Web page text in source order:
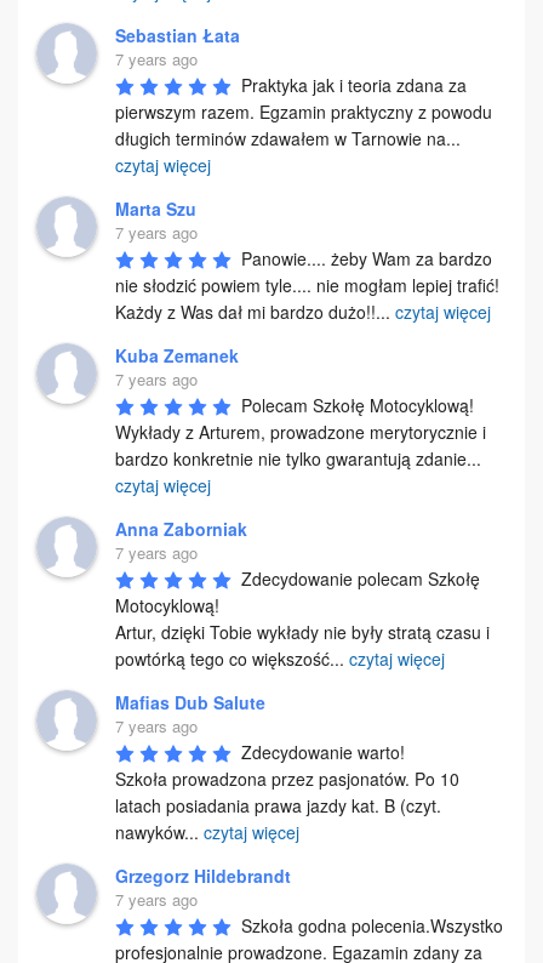
Sebastian Łata
7 years ago
Praktyka jak i teoria zdana za
pierwszym razem. Egzamin praktyczny z powodu
długich terminów zdawałem w Tarnowie na...
czytaj więcej
Marta Szu
7 years ago
Panowie.... żeby Wam za bardzo
nie słodzić powiem tyle.... nie mogłam lepiej trafić!
Każdy z Was dał mi bardzo dużo!!... czytaj więcej
Kuba Zemanek
7 years ago
Polecam Szkołę Motocyklową!
Wykłady z Arturem, prowadzone merytorycznie i
bardzo konkretnie nie tylko gwarantują zdanie...
czytaj więcej
Anna Zaborniak
7 years ago
Zdecydowanie polecam Szkołę
Motocyklową!
Artur, dzięki Tobie wykłady nie były stratą czasu i
powtórką tego co większość... czytaj więcej
Mafias Dub Salute
7 years ago
Zdecydowanie warto!
Szkoła prowadzona przez pasjonatów. Po 10
latach posiadania prawa jazdy kat. B (czyt.
nawyków... czytaj więcej
Grzegorz Hildebrandt
7 years ago
Szkoła godna polecenia.Wszystko
profesjonalnie prowadzone. Egazamin zdany za